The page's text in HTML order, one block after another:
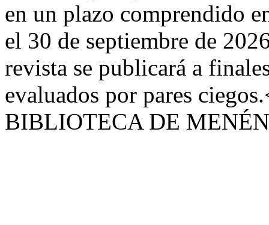
en un plazo comprendido
el 30 de septiembre de
revista se publicará a
evaluados por pares
BIBLIOTECA DE